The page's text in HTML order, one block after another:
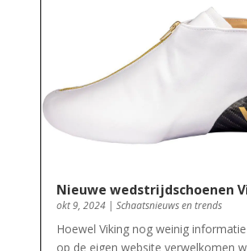
Nieuwe wedstrijdschoenen
okt 9, 2024| Schaatsnieuws en trends
Hoewel Viking nog weinig
op de eigen website verwelkomen